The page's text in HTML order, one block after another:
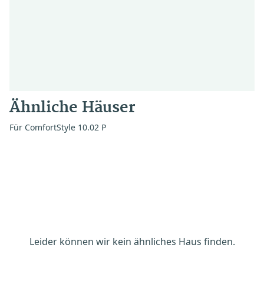
Ähnliche Häuser
Für ComfortStyle 10.02 P
Leider können wir kein ähnliches Haus finden.